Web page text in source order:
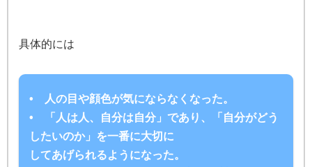
具体的には
• 人の目や顔色が気にならなくなった。
• 「人は人、自分は自分」であり、「自分がどう
したいのか」を一番に大切に
してあげられるようになった。